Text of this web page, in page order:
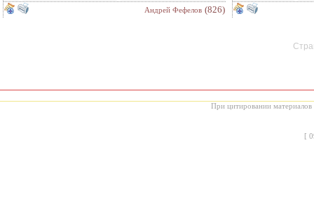
Андрей Фефелов (826)
При цитировании материалов
[